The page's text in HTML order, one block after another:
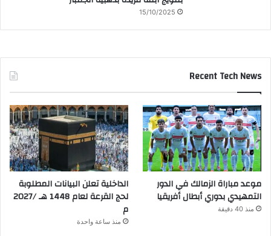
15/10/2025
Recent Tech News
موعد مباراة الزمالك في الدور
التمهيدي بدوري أبطال أفريقيا
منذ 40 دقيقة
الداخلية تعلن البيانات المطلوبة
لحج القرعة لعام 1448 هـ /2027
م
منذ ساعة واحدة